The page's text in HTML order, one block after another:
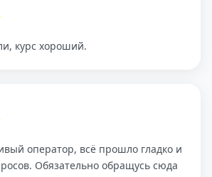
курс хороший.
оператор, всё прошло гладко и
Обязательно обращусь сюда